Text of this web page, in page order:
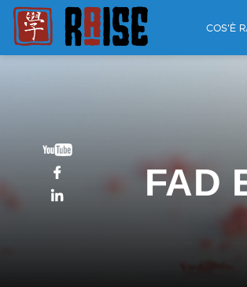
COS'È
FAD